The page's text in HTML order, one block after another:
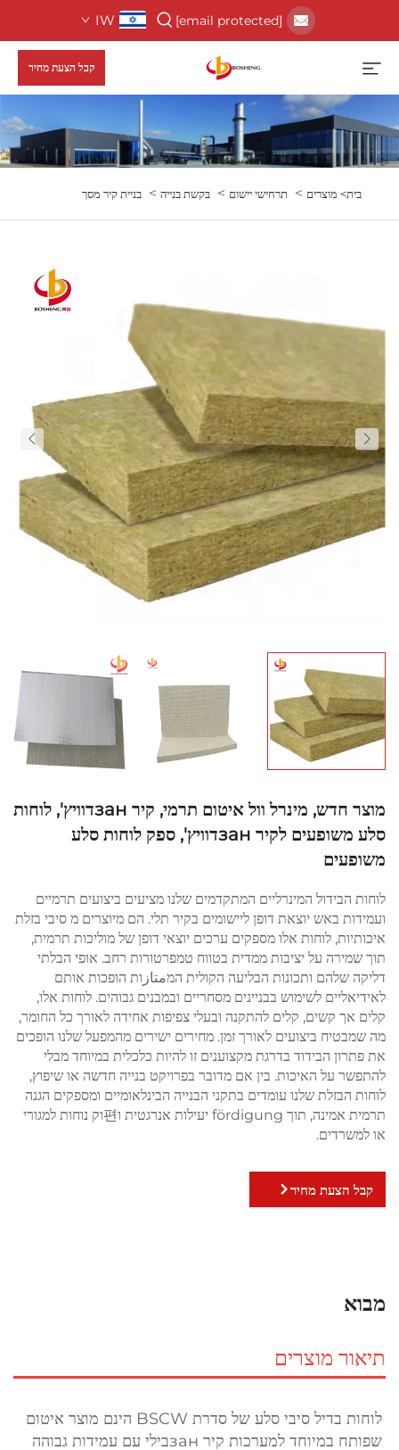
[email protected]
IW
קבל הצעת מחיר
בית> מוצרים > תרחישי יישום > בקשת בנייה> בניית קיר מסך
מוצר חדש, מינרל וול איטום תרמי, קיר занדוויץ', לוחות
סלע משופעים לקיר занדוויץ', ספק לוחות סלע
משופעים
לוחות הבידול המינרליים המתקדמים שלנו מציעים ביצועים תרמיים
ועמידות באש יוצאת דופן ליישומים בקיר תלי. הם מיוצרים מ סיבי בזלת
איכותיות, לוחות אלו מספקים ערכים יוצאי דופן של מוליכות תרמית,
תוך שמירה על יציבות ממדית בטווח טמפרטורות רחב. אופי הבלתי
דליקה שלהם ותכונות הבליעה הקולית המمتازות הופכות אותם
לאידיאליים לשימוש בבניינים מסחריים ובמבנים גבוהים. לוחות אלו,
קלים אך קשים, קלים להתקנה ובעלי צפיפות אחידה לאורך כל החומר,
מה שמבטיח ביצועים לאורך זמן. מחירים ישירים מהמפעל שלנו הופכים
את פתרון הבידוד בדרגת מקצוענים זו להיות כלכלית במיוחד מבלי
להתפשר על האיכות. בין אם מדובר בפרויקט בנייה חדשה או שיפוץ,
לוחות הבזלת שלנו עומדים בתקני הבנייה הבינלאומיים ומספקים הגנה
תרמית אמינה, תוך fördigung יעילות אנרגטית ו편וק נוחות למגורי
או למשרדים.
קבל הצעת מחיר
מבוא
תיאור מוצרים